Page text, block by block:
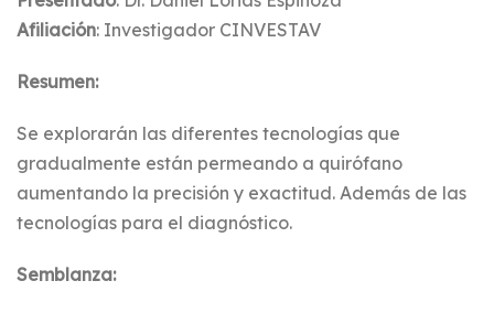
Afiliación: Investigador CINVESTAV
Resumen:
Se explorarán las diferentes tecnologías que
gradualmente están permeando a quirófano
aumentando la precisión y exactitud. Además de las
tecnologías para el diagnóstico.
Semblanza: